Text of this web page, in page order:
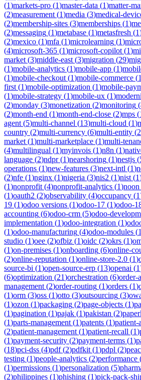
(1)markets-pro (1)master-data (1)matter-
(2)measurement (1)media (3)medical-
(2)membership-sites (3)memberships (1)
(2)messaging (1)metabase (1)metasfresh (1
(2)mexico (1)mfa (1)microlearning (1)
(4)microsoft-365 (1)microsoft-copilot (1)
market (3)middle-east (3)migration (29)
(1)mobile-analytics (1)mobile-app (1)
(1)mobile-checkout (1)mobile-commerce (
first (1)mobile-optimization (1)mobile-
(1)mobile-strategy (1)mobile-ux (1)
(2)monday (3)monetization (2)monitoring (
(2)month-end (1)month-end-close (2)mps (
agent (5)multi-channel (13)multi-cloud (1)
country (2)multi-currency (6)multi-entity (2
market (1)multi-marketplace (1)multi-
(4)multilingual (1)myinvois (1)n8n (1)
language (2)ndpr(1)nearshoring (1)nestjs (
operations (1)new-features (3)next-intl (1)
(2)nfe (1)nginx (1)nigeria (3)nis2 (1)nist (1
(1)nonprofit (4)nonprofit-analytics (1)noon
(1)oauth2 (2)observability (4)occupancy (1
19 (1)odoo versions (1)odoo-17 (1)odoo-
accounting (6)odoo-crm (5)odoo-
implementation (1)odoo-integration (1)
(1)odoo-manufacturing (4)odoo-modules (1
studio (1)oee (2)ofbiz (1)oidc (2)okrs (1)
(1)on-premises (1)onboarding (6)online-
(2)online-reputation (1)online-store-2.0 (1)
source-bi (1)open-source-erp (13)openai (1
(6)optimization (21)orchestration (6)order-
management (2)order-routing (1)orders (1)
(1)orm (3)oss (1)otto (3)outsourcing (3)
(1)ozon (1)packaging (2)page-objects (1)
(1)pagination (1)pajak (1)pakistan (2)
(1)parts-management (1)patents (1)patient-
(2)patient-management (1)patient-recall (1)
(1)payment-security (2)payment-terms (1)
(18)pci-dss (4)pdf(2)pdfkit (1)pdpl (2)
testing (1)people-analytics (2)performance
(1)permissions (1)personalization (5)
(2)philippines (1)phishing (1)pick-pack-